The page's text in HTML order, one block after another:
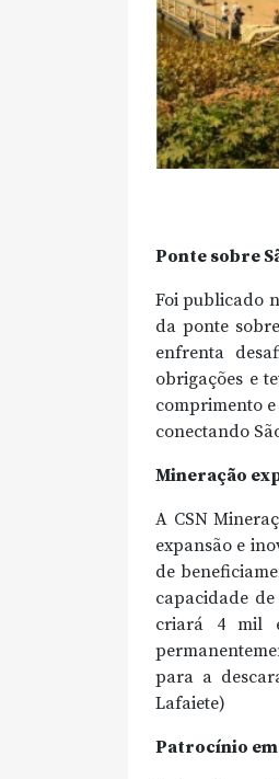
Ponte sobre
Foi publicado
da ponte
enfrenta
obrigações e
comprimento
conectando
Mineração
A CSN
expansão e
de
capacidade
criará 4 mil
para a
Lafaiete)
Patrocínio em